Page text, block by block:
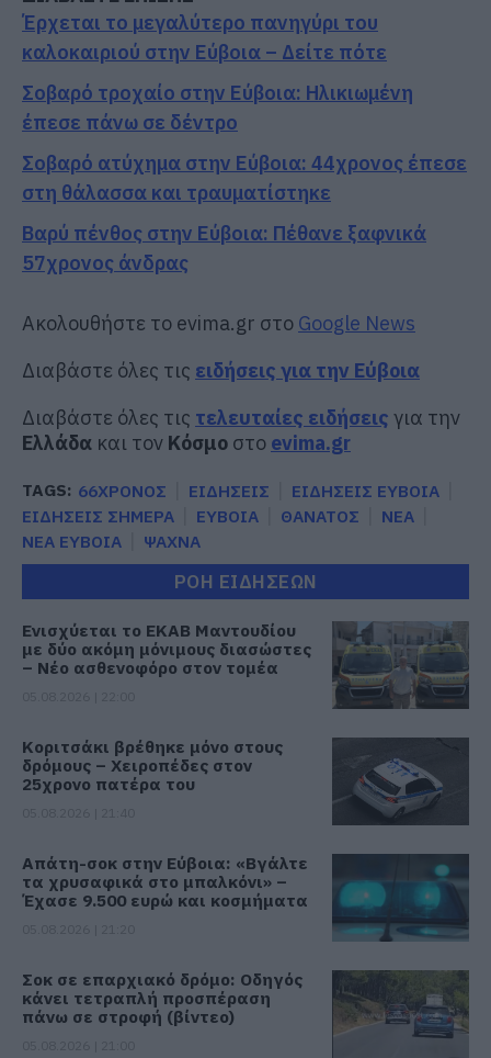
Έρχεται το μεγαλύτερο πανηγύρι του
καλοκαιριού στην Εύβοια – Δείτε πότε
Σοβαρό τροχαίο στην Εύβοια: Ηλικιωμένη
έπεσε πάνω σε δέντρο
Σοβαρό ατύχημα στην Εύβοια: 44χρονος έπεσε
στη θάλασσα και τραυματίστηκε
Βαρύ πένθος στην Εύβοια: Πέθανε ξαφνικά
57χρονος άνδρας
Ακολουθήστε το evima.gr στο Google News
Διαβάστε όλες τις ειδήσεις για την Εύβοια
Διαβάστε όλες τις τελευταίες ειδήσεις για την
Ελλάδα και τον Κόσμο στο evima.gr
TAGS: 66ΧΡΟΝΟΣ ΕΙΔΗΣΕΙΣ
ΕΙΔΗΣΕΙΣ ΕΥΒΟΙΑ
ΕΙΔΗΣΕΙΣ ΣΗΜΕΡΑ
ΕΥΒΟΙΑ ΘΑΝΑΤΟΣ
ΝΕΑ
ΝΕΑ ΕΥΒΟΙΑ
ΨΑΧΝΑ
ΡΟΗ ΕΙΔΗΣΕΩΝ
Ενισχύεται το ΕΚΑΒ Μαντουδίου
με δύο ακόμη μόνιμους διασώστες
– Νέο ασθενοφόρο στον τομέα
Κοριτσάκι βρέθηκε μόνο στους
δρόμους – Χειροπέδες στον
25χρονο πατέρα του
Απάτη-σοκ στην Εύβοια: «Βγάλτε
τα χρυσαφικά στο μπαλκόνι» –
Έχασε 9.500 ευρώ και κοσμήματα
Σοκ σε επαρχιακό δρόμο: Οδηγός
κάνει τετραπλή προσπέραση
πάνω σε στροφή (βίντεο)